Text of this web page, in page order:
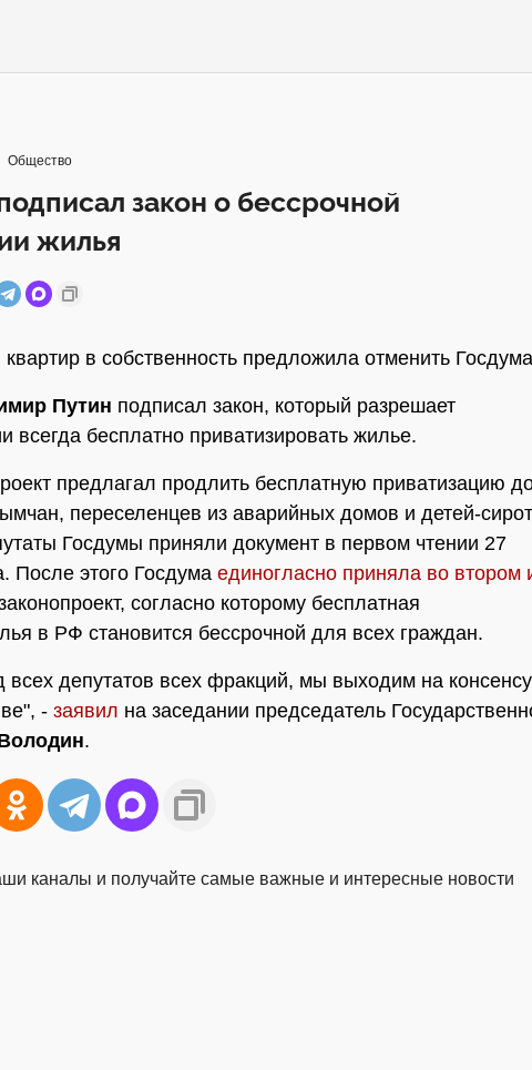
Общество
закон о бессрочной
жилья
в собственность предложила отменить Госдума
Путин подписал закон, который разрешает
всегда бесплатно приватизировать жилье.
предлагал продлить бесплатную приватизацию
переселенцев из аварийных домов и детей-
Госдумы приняли документ в первом чтении 27
После этого Госдума единогласно приняла во втором
согласно которому бесплатная
в РФ становится бессрочной для всех граждан.
всех депутатов всех фракций, мы выходим на
- заявил на заседании председатель
.
каналы и получайте самые важные и интересные новости